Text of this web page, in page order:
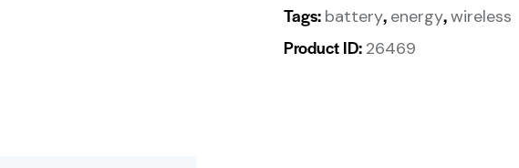
Tags: battery, energy,wireless
Product ID: 26469